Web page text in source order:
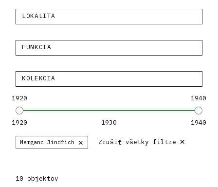
LOKALITA
FUNKCIA
KOLEKCIA
1920 1940
1920 1930 1940
Merganc Jindřich × Zrušiť všetky filtre ×
10 objektov